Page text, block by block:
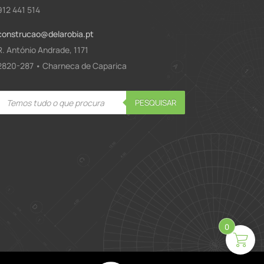
441 514
António Andrade, 1171
287 • Charneca de Caparica
search PESQUISAR
0